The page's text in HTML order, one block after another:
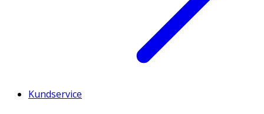
Kundservice